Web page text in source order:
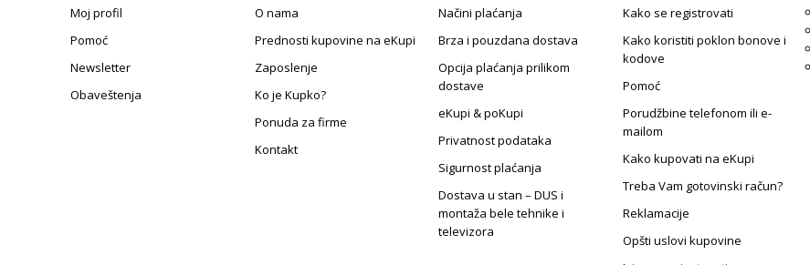
Moj profil
Pomoć
Newsletter
Obaveštenja
O nama
Prednosti kupovine na eKupi
Zaposlenje
Ko je Kupko?
Ponuda za firme
Kontakt
Načini plaćanja
Brza i pouzdana dostava
Opcija plaćanja prilikom
dostave
eKupi & poKupi
Privatnost podataka
Sigurnost plaćanja
Dostava u stan – DUS i
montaža bele tehnike i
televizora
Kako se registrovati
Kako koristiti poklon bonove i
kodove
Pomoć
Porudžbine telefonom ili e-
mailom
Kako kupovati na eKupi
Treba Vam gotovinski račun?
Reklamacije
Opšti uslovi kupovine